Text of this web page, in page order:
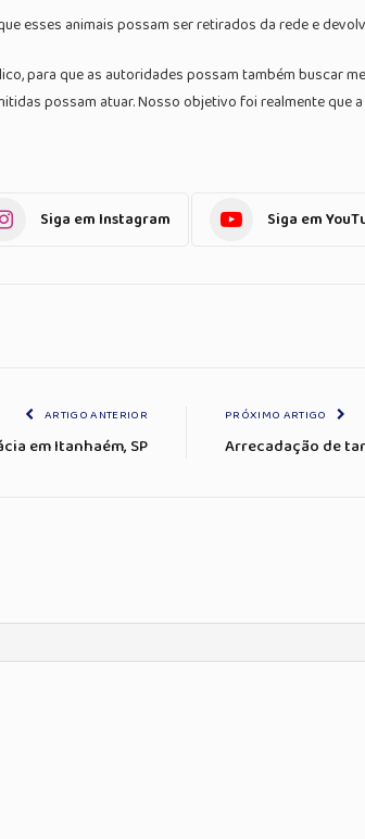
esses animais possam ser retirados da rede e
para que as autoridades possam também buscar
possam atuar. Nosso objetivo foi realmente
Siga em Instagram Siga em
ARTIGO ANTERIOR
em Itanhaém, SP
PRÓXIMO ARTIGO
Arrecadação de